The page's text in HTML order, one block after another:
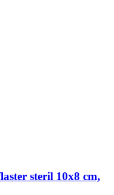
steril 10x8 cm,